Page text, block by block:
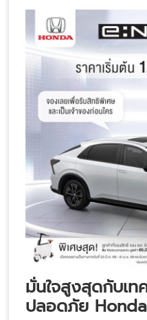
มั่นใจสูงสุดกับเท
ปลอดภัย Honda